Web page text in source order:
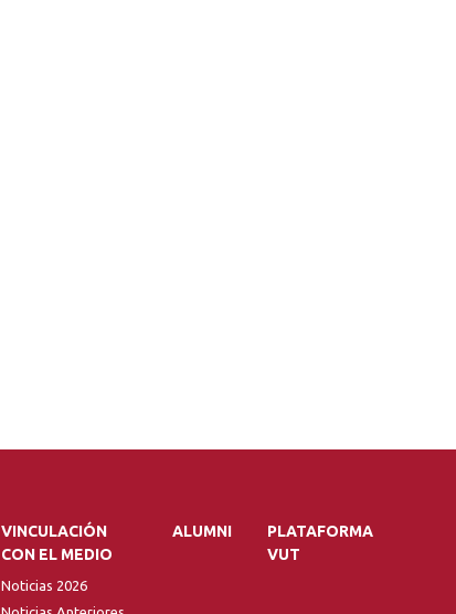
VINCULACIÓN
CON EL MEDIO
Noticias 2026
ALUMNI
PLATAFORMA
VUT